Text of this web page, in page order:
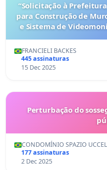
“Solicitação à
para Construção de
e Sistema de
FRANCIELI BACKES
445 assinaturas
15 Dec 2025
Perturbação do
CONDOMÍNIO SPAZIO
177 assinaturas
2 Dec 2025